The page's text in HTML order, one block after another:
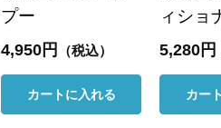
プー
4,950円 （税込）
カートに入れる
ィショ
5,280円
カー